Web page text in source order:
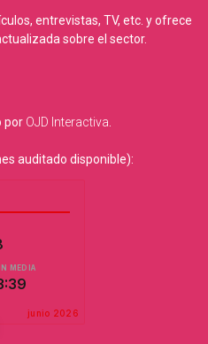
entrevistas, TV, etc. y ofrece
sobre el sector.
por OJD Interactiva
auditado disponible):